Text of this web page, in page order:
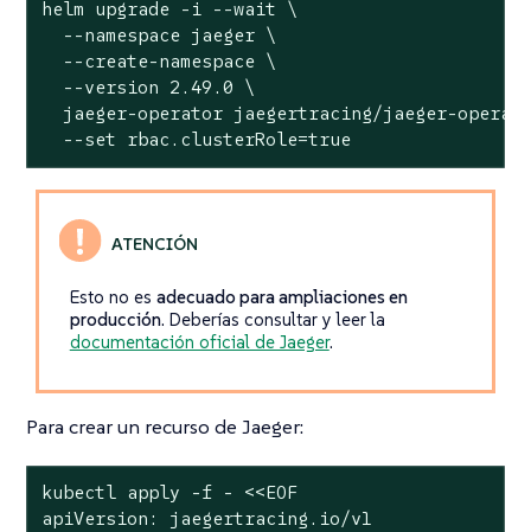
helm upgrade -i --wait \
  --namespace jaeger \
  --create-namespace \
  --version 2.49.0 \
jaeger-operator jaegertracing/jaeger-
  --set rbac.clusterRole=true
Esto no es adecuado para ampliaciones en
producción. Deberías consultar y leer la
documentación oficial de Jaeger.
Para crear un recurso de Jaeger:
kubectl apply -f - <<EOF
apiVersion: jaegertracing.io/v1